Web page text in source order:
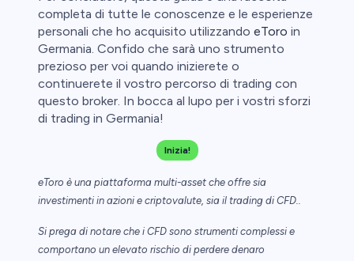
completa di tutte le conoscenze e le esperienze
personali che ho acquisito utilizzando eToro in
Germania. Confido che sarà uno strumento
prezioso per voi quando inizierete o
continuerete il vostro percorso di trading con
questo broker. In bocca al lupo per i vostri sforzi
di trading in Germania!
Inizia!
eToro è una piattaforma multi-asset che offre sia
investimenti in azioni e criptovalute, sia il trading di CFD..
Si prega di notare che i CFD sono strumenti complessi e
comportano un elevato rischio di perdere denaro